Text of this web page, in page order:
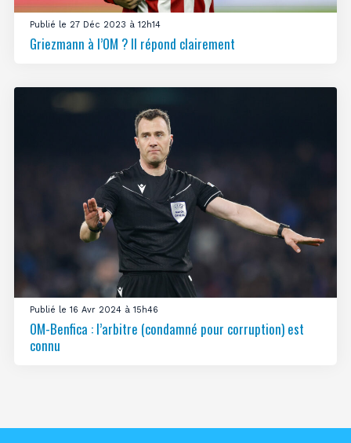
Publié le 27 Déc 2023 à 12h14
Griezmann à l’OM ? Il répond clairement
Publié le 16 Avr 2024 à 15h46
OM-Benfica : l’arbitre (condamné pour corruption) est
connu